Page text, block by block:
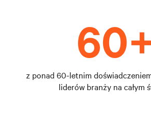
z ponad 60-letnim
liderów branży na całym